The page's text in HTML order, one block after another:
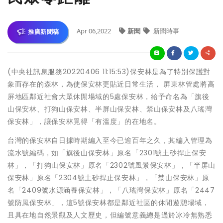
推廣新聞稿 Apr 06,2022 新聞 新聞時事
(中央社訊息服務20220406 11:15:53)保安林是為了特別保護對
象而存在的森林，為使保安林更貼近日常生活， 屏東林管處將高
屏地區鄰近社會大眾休閒場域的5處保安林，給予命名為「旗後
山保安林、打狗山保安林、半屏山保安林、禁山保安林及八瑤灣
保安林」，讓保安林覓得「有溫度」的在地名。
台灣的保安林自日據時期編入至今已逾百年之久，其編入管理為
流水號編碼，如「旗後山保安林」原名「2301號土砂捍止保安
林」，「打狗山保安林」原名「2302號風景保安林」，「半屏山
保安林」原名「2304號土砂捍止保安林」，「禁山保安林」原
名「2409號水源涵養保安林」，「八瑤灣保安林」原名「2447
號防風保安林」，這5號保安林都是鄰近社區的休閒遊憩場域，
且具在地自然景觀及人文歷史，但編號意義總是過於冰冷無熟悉